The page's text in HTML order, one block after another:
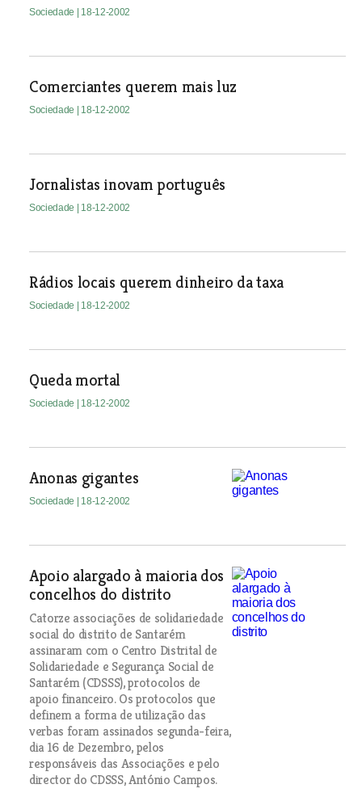
Sociedade | 18-12-2002
Comerciantes querem mais luz
Sociedade | 18-12-2002
Jornalistas inovam português
Sociedade | 18-12-2002
Rádios locais querem dinheiro da taxa
Sociedade | 18-12-2002
Queda mortal
Sociedade | 18-12-2002
Anonas gigantes
Sociedade | 18-12-2002
Apoio alargado à maioria dos
concelhos do distrito
Catorze associações de solidariedade
social do distrito de Santarém
assinaram com o Centro Distrital de
Solidariedade e Segurança Social de
Santarém (CDSSS), protocolos de
apoio financeiro. Os protocolos que
definem a forma de utilização das
verbas foram assinados segunda-feira,
dia 16 de Dezembro, pelos
responsáveis das Associações e pelo
director do CDSSS, António Campos.